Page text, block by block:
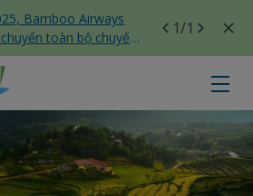
Bamboo Airways
toàn bộ chuyến
nhà ga T3 Tân
1/1
- Bamboo Airways